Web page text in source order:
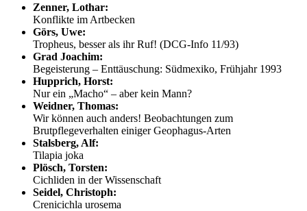
Zenner, Lothar:
Konflikte im Artbecken
Görs, Uwe:
Tropheus, besser als ihr Ruf! (DCG-Info 11/93)
Grad Joachim:
Begeisterung – Enttäuschung: Südmexiko, Frühjahr 1993
Hupprich, Horst:
Nur ein „Macho“ – aber kein Mann?
Weidner, Thomas:
Wir können auch anders! Beobachtungen zum
Brutpflegeverhalten einiger Geophagus-Arten
Stalsberg, Alf:
Tilapia joka
Plösch, Torsten:
Cichliden in der Wissenschaft
Seidel, Christoph:
Crenicichla urosema